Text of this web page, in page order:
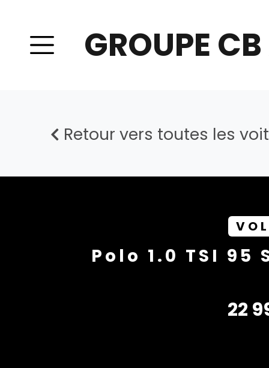
GROUPE
Retour vers toutes les
Polo 1.0 TSI 95
22